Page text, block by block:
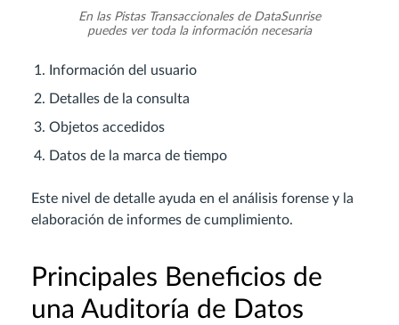
En las Pistas Transaccionales de DataSunrise
puedes ver toda la información necesaria
Información del usuario
Detalles de la consulta
Objetos accedidos
Datos de la marca de tiempo
Este nivel de detalle ayuda en el análisis forense y la
elaboración de informes de cumplimiento.
Principales Beneficios de
una Auditoría de Datos